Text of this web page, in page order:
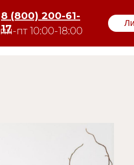
пн-пт 10:00-18:00
8 (800) 200-61-
17